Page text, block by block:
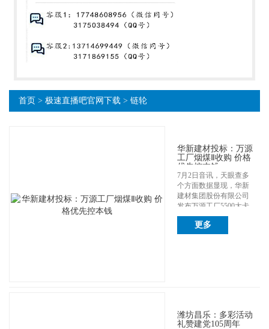
首页 > 极速直播吧官网下载 > 链轮
华新建材投标：万源
工厂烟煤Ⅱ收购 价格
优先控本钱
7月2日音讯，天眼查多
个方面数据显现，华新
建材集团股份有限公司
发布万源工厂5500大卡
烟煤投标-...
更多
潍坊昌乐：多彩活动
礼赞建党105周年